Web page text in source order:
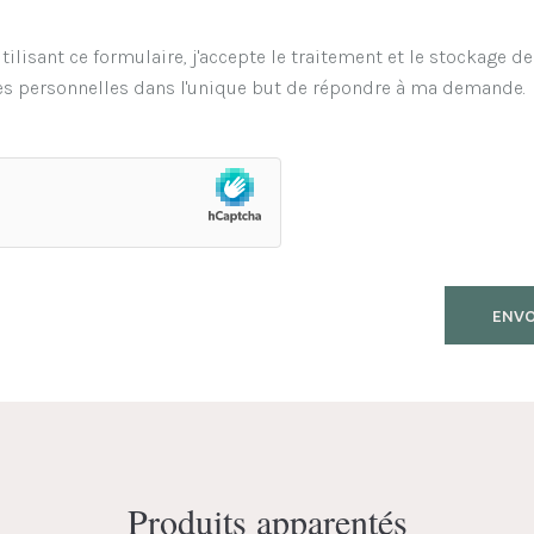
ce formulaire, j'accepte le traitement et le stockage
personnelles dans l'unique but de répondre à ma demande.
Produits apparentés